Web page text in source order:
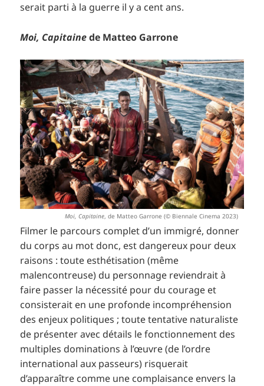
serait parti à la guerre il y a cent ans.
Moi, Capitainede Matteo Garrone
Moi, Capitaine, de Matteo Garrone (© Biennale Cinema 2023)
Filmer le parcours complet d’un immigré, donner
du corps au mot donc, est dangereux pour deux
raisons : toute esthétisation (même
malencontreuse) du personnage reviendrait à
faire passer la nécessité pour du courage et
consisterait en une profonde incompréhension
des enjeux politiques ; toute tentative naturaliste
de présenter avec détails le fonctionnement des
multiples dominations à l’œuvre (de l’ordre
international aux passeurs) risquerait
d’apparaître comme une complaisance envers la